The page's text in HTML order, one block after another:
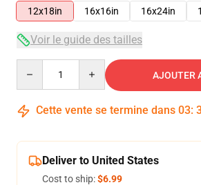
12x18in
16x16in 16x24in
Voir le guide des tailles
AJOUTER
Cette vente se termine dans 03:
Deliver to United States
Cost to ship:$6.99